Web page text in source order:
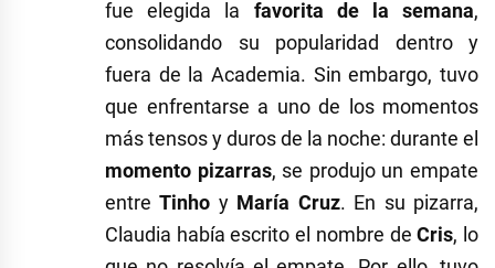
fue elegida la favorita de la semana,
consolidando su popularidad dentro y
fuera de la Academia. Sin embargo, tuvo
que enfrentarse a uno de los momentos
más tensos y duros de la noche: durante el
momento pizarras, se produjo un empate
entreTinho y María Cruz. En su pizarra,
Claudia había escrito el nombre deCris, lo